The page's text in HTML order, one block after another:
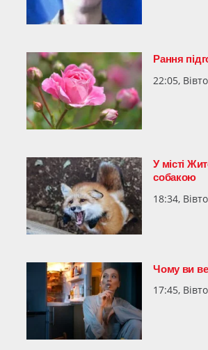
Рання
22:05,
У місті
собакою
18:34,
Чому ви
17:45,